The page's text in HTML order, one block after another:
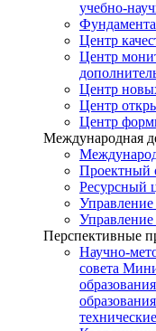
учебно-
Центр
Центр
Центр
Центр
Центр
Международная
Проектный
Ресурсный
Управление
Перспективные
Научно-
совета